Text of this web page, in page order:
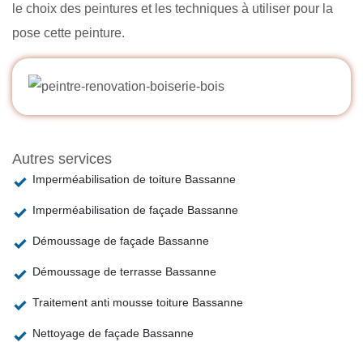
le choix des peintures et les techniques à utiliser pour la
pose cette peinture.
Autres services
Imperméabilisation de toiture Bassanne
Imperméabilisation de façade Bassanne
Démoussage de façade Bassanne
Démoussage de terrasse Bassanne
Traitement anti mousse toiture Bassanne
Nettoyage de façade Bassanne